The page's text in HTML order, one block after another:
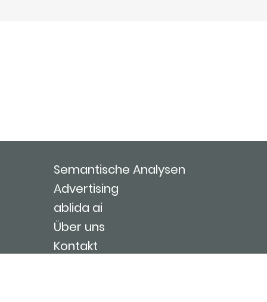
Semantische Analysen
Advertising
ablida ai
Über uns
Kontakt